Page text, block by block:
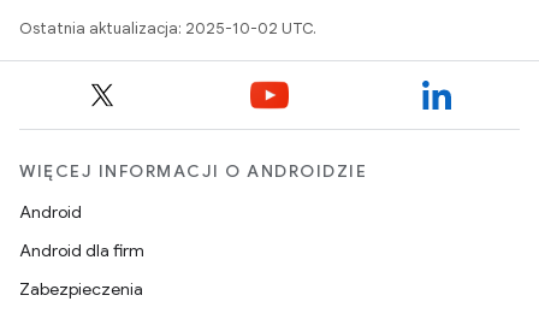
Ostatnia aktualizacja: 2025-10-02 UTC.
WIĘCEJ INFORMACJI O ANDROIDZIE
Android
Android dla firm
Zabezpieczenia